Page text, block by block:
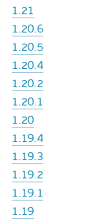
1.21
1.20.6
1.20.5
1.20.4
1.20.2
1.20.1
1.20
1.19.4
1.19.3
1.19.2
1.19.1
1.19